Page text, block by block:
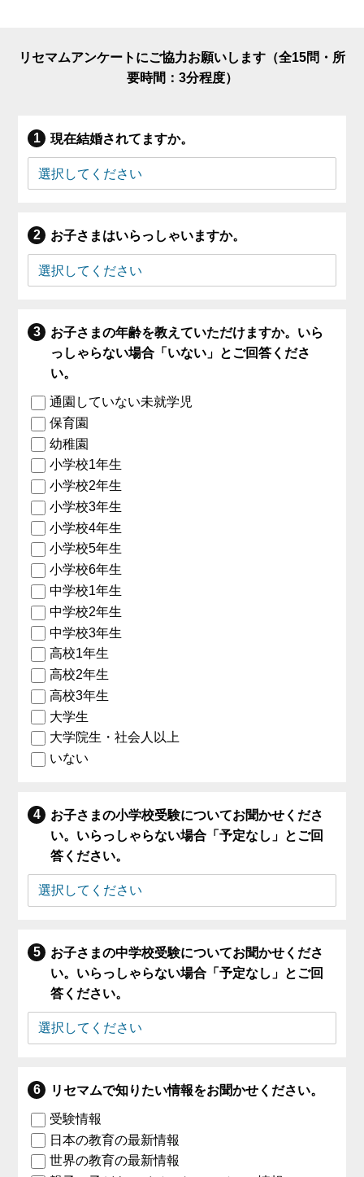
リセマムアンケートにご協力お願いします（全15問・所
要時間：3分程度）
現在結婚されてますか。
お子さまはいらっしゃいますか。
お子さまの年齢を教えていただけますか。いら
っしゃらない場合「いない」とご回答くださ
い。
通園していない未就学児
保育園
幼稚園
小学校1年生
小学校2年生
小学校3年生
小学校4年生
小学校5年生
小学校6年生
中学校1年生
中学校2年生
中学校3年生
高校1年生
高校2年生
高校3年生
大学生
大学院生・社会人以上
いない
お子さまの小学校受験についてお聞かせくださ
い。いらっしゃらない場合「予定なし」とご回
答ください。
お子さまの中学校受験についてお聞かせくださ
い。いらっしゃらない場合「予定なし」とご回
答ください。
リセマムで知りたい情報をお聞かせください。
受験情報
日本の教育の最新情報
世界の教育の最新情報